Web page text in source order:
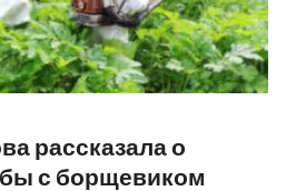
рассказала о
с борщевиком